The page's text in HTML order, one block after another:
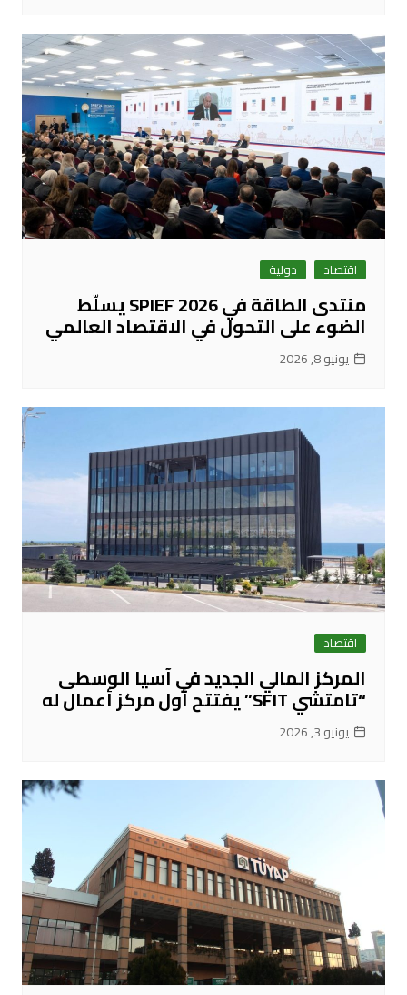
اقتصاد دولية
منتدى الطاقة في SPIEF 2026 يسلّط
الضوء على التحول في الاقتصاد العالمي
يونيو 8, 2026
اقتصاد
المركز المالي الجديد في آسيا الوسطى
“تامتشي SFIT” يفتتح أول مركز أعمال له
يونيو 3, 2026